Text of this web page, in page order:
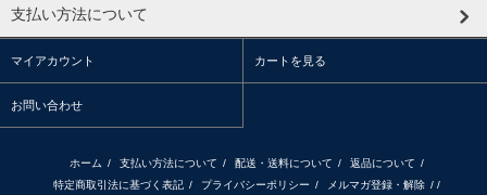
支払い方法について
マイアカウント カートを見る
お問い合わせ
ホーム / 支払い方法について / 配送・送料について / 返品について /
特定商取引法に基づく表記 / プライバシーポリシー / メルマガ登録・解除 / /